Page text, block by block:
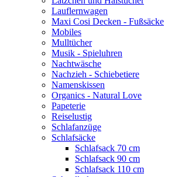
Lauflernwagen
Maxi Cosi Decken - Fußsäcke
Mobiles
Mulltücher
Musik - Spieluhren
Nachtwäsche
Nachzieh - Schiebetiere
Namenskissen
Organics - Natural Love
Papeterie
Reiselustig
Schlafanzüge
Schlafsäcke
Schlafsack 70 cm
Schlafsack 90 cm
Schlafsack 110 cm